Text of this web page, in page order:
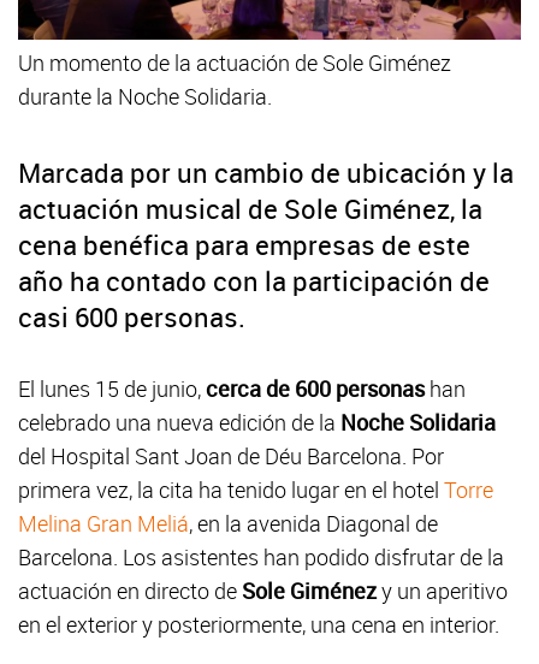
Un momento de la actuación de Sole Giménez
durante la Noche Solidaria.
Marcada por un cambio de ubicación y la
actuación musical de Sole Giménez, la
cena benéfica para empresas de este
año ha contado con la participación de
casi 600 personas.
El lunes 15 de junio,cerca de 600 personashan
celebrado una nueva edición de la Noche Solidaria
del Hospital Sant Joan de Déu Barcelona. Por
primera vez, la cita ha tenido lugar en el hotel Torre
Melina Gran Meliá, en la avenida Diagonal de
Barcelona. Los asistentes han podido disfrutar de la
actuación en directo de Sole Giménezy un aperitivo
en el exterior y posteriormente, una cena en interior.